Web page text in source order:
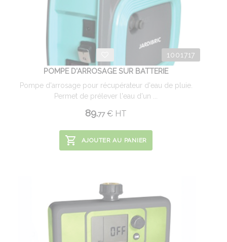
1001717
POMPE D'ARROSAGE SUR BATTERIE
Pompe d'arrosage pour récupérateur d'eau de pluie.
Permet de prélever l'eau d'un ...
89.77 € HT
AJOUTER AU PANIER